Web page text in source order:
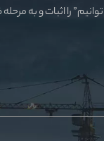
توانیم” را اثبات و به